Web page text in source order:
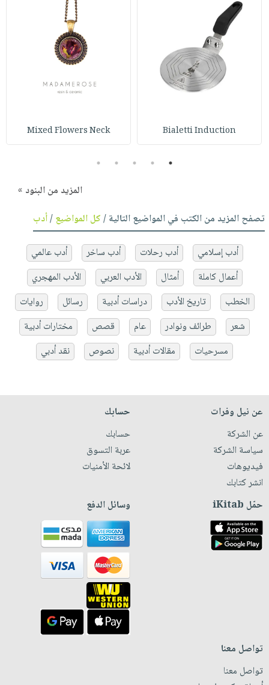
Bialetti Induction
Mixed Flowers Neck
1
2
3
4
5
المزيد من البنود »
تصفح المزيد من الكتب في المواضيع التالية /كل المواضيع/أدب
أدب إسلامي أدب رحلات أدب ساخر
أدب عالمي
أعمال كاملة
أمثال الأدب العربي
الأدب المهجري
الخطب
تاريخ الأدب دراسات أدبية رسائل
روايات
شعر
طرائف ونوادر عام قصص
مختارات أدبية
مسرحيات
مقالات أدبية نصوص نقد أدبي
عن نيل وفرات
عن الشركة
سياسة الشركة
فيديوهات
انشر كتابك
حسابك
حسابك
عربة التسوق
لائحة الأمنيات
حمّل iKitab وسائل الدفع
تواصل معنا
تواصل معنا